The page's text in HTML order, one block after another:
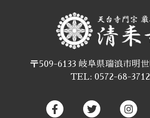
〒509-6133 岐阜県瑞浪市明
TEL: 0572-68-3712